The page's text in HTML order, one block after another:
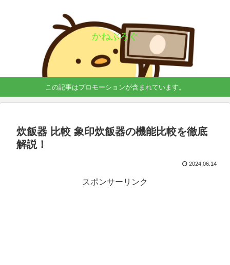
かねぶろぐ
この記事はプロモーションが含まれています。
炊飯器 比較 象印炊飯器の機能比較を徹底
解説！
2024.06.14
スポンサーリンク